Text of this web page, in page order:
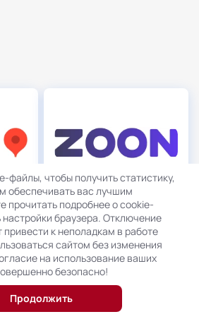
Отзывы в «Zoon»
5.0
файлы, чтобы получить статистику,
обеспечивать вас лучшим
прочитать подробнее о cookie-
браузера. Отключение
к неполадкам в работе
сайтом без изменения
на использование ваших
безопасно!
Продолжить